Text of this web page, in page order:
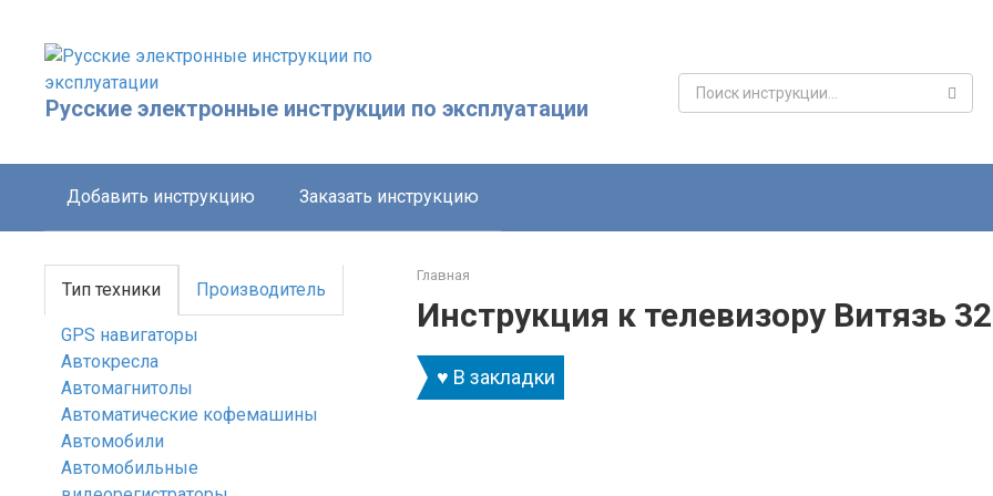
контенту
Русские электронные инструкции по эксплуатации
Поиск:
Добавить инструкцию Заказать инструкцию
Главная
Инструкция к телевизору Витязь
♥ В закладки
Тип техники Производитель
GPS навигаторы
Автокресла
Автомагнитолы
Автоматические кофемашины
Автомобили
Автомобильные